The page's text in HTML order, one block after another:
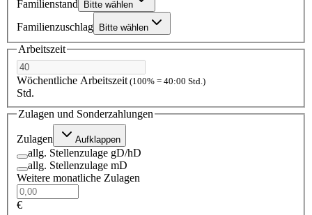
Familienstand Bitte wählen
Familienzuschlag Bitte wählen
Arbeitszeit
Wöchentliche Arbeitszeit (100% = 40:00 Std.)
Std.
Zulagen und Sonderzahlungen
Zulagen Aufklappen
allg. Stellenzulage gD/hD
allg. Stellenzulage mD
Weitere monatliche Zulagen
€